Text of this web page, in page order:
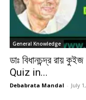
General Knowledge
ডাঃ বিধানচন্দ্র
Quiz in...
Debabrata Mandal - July